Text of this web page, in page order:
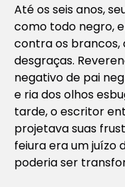
Até os seis anos,
como todo negro,
contra os brancos,
desgraças.
negativo de pai
e ria dos olhos
tarde, o escritor
projetava suas
feiura era um juízo
poderia ser